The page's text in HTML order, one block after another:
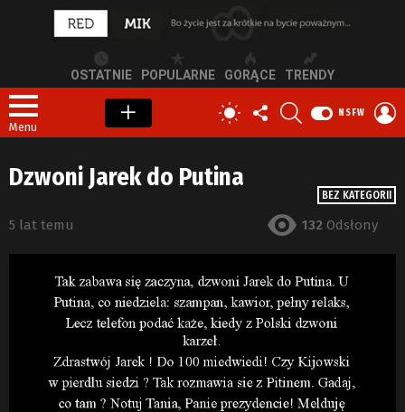
OSTATNIE POPULARNE GORĄCE TRENDY
Menu
PRZEŁĄCZ
SKÓRKĘ
OBSERWUJ
NAS
NSFW
BEZ KATEGORII
Dzwoni Jarek do Putina
5 lat temu 132 Odsłony